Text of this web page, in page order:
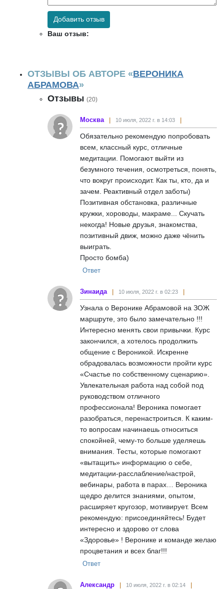
Добавить отзыв
Ваш отзыв:
ОТЗЫВЫ ОБ АВТОРЕ «ВЕРОНИКА
АБРАМОВА»
Отзывы (20)
Москва 10 июля, 2022 г. в 14:03
Обязательно рекомендую попробовать
всем, классный курс, отличные
медитации. Помогают выйти из
безумного течения, осмотреться, понять,
что вокруг происходит. Как ты, кто, да и
зачем. Реактивный отдел заботы)
Позитивная обстановка, различные
кружки, хороводы, макраме... Скучать
некогда! Новые друзья, знакомства,
позитивный движ, можно даже чёнить
выиграть.
Просто бомба)
Ответ
Зинаида 10 июля, 2022 г. в 02:23
Узнала о Веронике Абрамовой на ЗОЖ
маршруте, это было замечательно !!!
Интересно менять свои привычки. Курс
закончился, а хотелось продолжить
общение с Вероникой. Искренне
обрадовалась возможности пройти курс
«Счастье по собственному сценарию».
Увлекательная работа над собой под
руководством отличного
профессионала! Вероника помогает
разобраться, перенастроиться. К каким-
то вопросам начинаешь относиться
спокойней, чему-то больше уделяешь
внимания. Тесты, которые помогают
«вытащить» информацию о себе,
медитации-расслабление/настрой,
вебинары, работа в парах… Вероника
щедро делится знаниями, опытом,
расширяет кругозор, мотивирует. Всем
рекомендую: присоединяйтесь! Будет
интересно и здорово от слова
«Здоровье» ! Веронике и команде желаю
процветания и всех благ!!!
Ответ
Александр 10 июля, 2022 г. в 02:14